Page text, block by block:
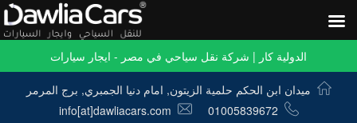
الدولية كار | شركة نقل سياحي في مصر - ايجار سيارات
ميدان ابن الحكم حلمية الزيتون, امام دنيا الجمبري, برج المرمر
01005839672
info[at]dawliacars.com